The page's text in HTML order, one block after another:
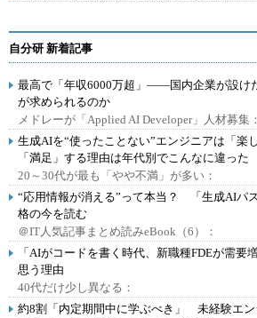
自分研 新着記事
最高で「年収6000万超」――国内企業が設
が求められるのか
メドレーが「Applied AI Developer」人材募集：
生成AIを“使ったことない”エンジニアは「
「満足」する理由は年代別でこんなに違った
20～30代が最も「やや不満」が多い：
“応用情報が消える”って本当？ 「生成AIパ
格の今を読む
＠IT人気記事まとめ読みeBook（6）：
「AIがコードを書く時代、新職種FDEが需
思う理由
40代だけ少し異なる：
約8割「内定期間中に学ぶべき」 未経験エン